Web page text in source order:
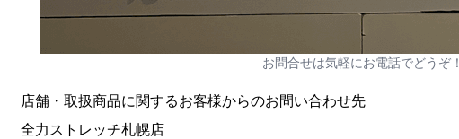
お問合せは気軽にお電話でどうぞ！
店舗・取扱商品に関するお客様からのお問い合わせ先
全力ストレッチ札幌店